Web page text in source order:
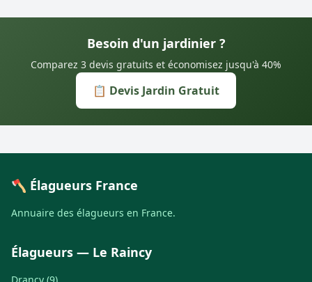
Besoin d'un jardinier ?
Comparez 3 devis gratuits et économisez jusqu'à 40%
📋 Devis Jardin Gratuit
🪓 Élagueurs France
Annuaire des élagueurs en France.
Élagueurs — Le Raincy
Drancy (9)